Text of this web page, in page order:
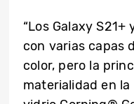
“Los Galaxy
con varias capas
color, pero la
materialidad en